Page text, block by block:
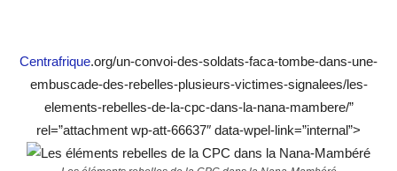
Centrafrique.org/un-convoi-des-soldats-faca-tombe-dans-une-
embuscade-des-rebelles-plusieurs-victimes-signalees/les-
elements-rebelles-de-la-cpc-dans-la-nana-mambere/”
rel=”attachment wp-att-66637″ data-wpel-link=”internal”>